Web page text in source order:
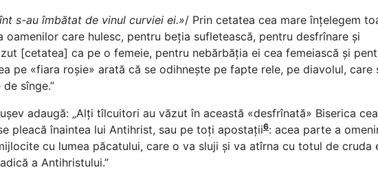
s-au îmbătat de vinul curviei ei.»/ Prin cetatea cea mare înțelegem
oamenilor care hulesc, pentru beția sufletească, pentru desfrînare și
[cetatea] ca pe o femeie, pentru nebărbăția ei cea femeiască și
pe «fiara roșie» arată că se odihnește pe fapte rele, pe diavolul, care
sînge.”
adaugă: „Alți tîlcuitori au văzut în această «desfrînată» Biserica cea
pleacă înaintea lui Antihrist, sau pe toți apostații6: acea parte a
cu lumea păcatului, care o va sluji și va atîrna cu totul de cruda
a Antihristului.”